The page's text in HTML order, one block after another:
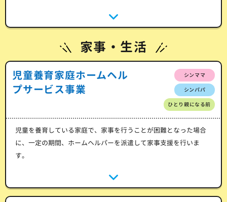
家事・生活
児童養育家庭ホームヘル
プサービス事業
シンママ
シンパパ
ひとり親になる前
児童を養育している家庭で、家事を行うことが困難となった場合
に、一定の期間、ホームヘルパーを派遣して家事支援を行いま
す。